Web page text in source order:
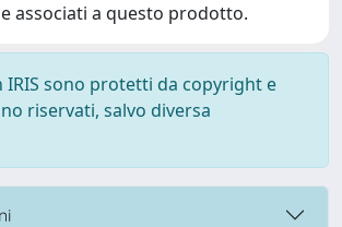
associati a questo prodotto.
IRIS sono protetti da copyright e
riservati, salvo diversa